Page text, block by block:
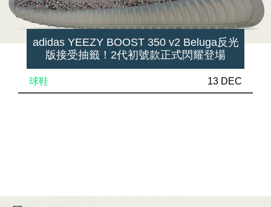
adidas YEEZY BOOST 350 v2 Beluga反光
版接受抽籤！2代初號款正式閃耀登場
球鞋 13 DEC